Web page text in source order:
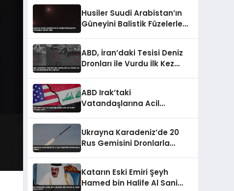
Husiler Suudi Arabistan’ın
Güneyini Balistik Füzelerle
ABD, İran’daki Tesisi Deniz
Dronları ile Vurdu İlk Kez
ABD Irak’taki
Vatandaşlarına Acil
Ukrayna Karadeniz’de 20
Rus Gemisini Dronlarla
Katarın Eski Emiri Şeyh
Hamed bin Halife Al Sani